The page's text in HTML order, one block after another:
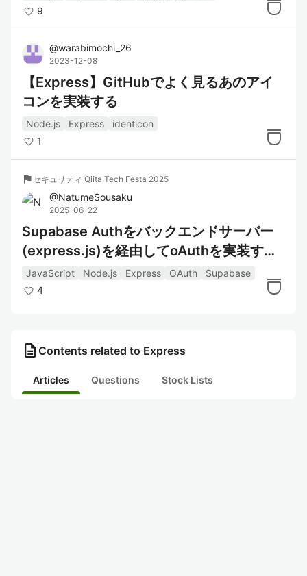
9
@warabimochi_26
2023-12-08
【Express】GitHubでよく見るあのアイ
コンを実装する
Node.js Express
identicon
1
flag セキュリティ Qiita Tech Festa 2025
@NatumeSousaku
2025-06-22
Supabase Authをバックエンドサーバー
(express.js)を経由してoAuthを実装する
方法
JavaScript Node.js Express OAuth
Supabase
4
description Contents related to Express
Articles Questions Stock Lists